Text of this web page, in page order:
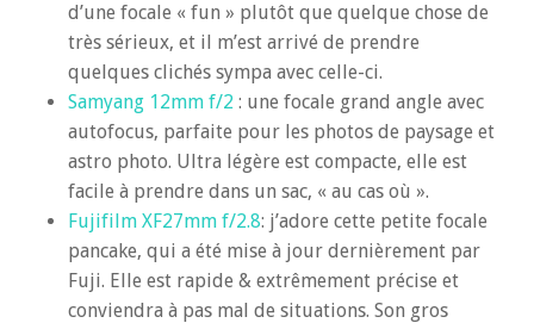
d’une focale « fun » plutôt que quelque chose de
très sérieux, et il m’est arrivé de prendre
quelques clichés sympa avec celle-ci.
Samyang 12mm f/2: une focale grand angle avec
autofocus, parfaite pour les photos de paysage et
astro photo. Ultra légère est compacte, elle est
facile à prendre dans un sac, « au cas où ».
Fujifilm XF27mm f/2.8: j’adore cette petite focale
pancake, qui a été mise à jour dernièrement par
Fuji. Elle est rapide & extrêmement précise et
conviendra à pas mal de situations. Son gros